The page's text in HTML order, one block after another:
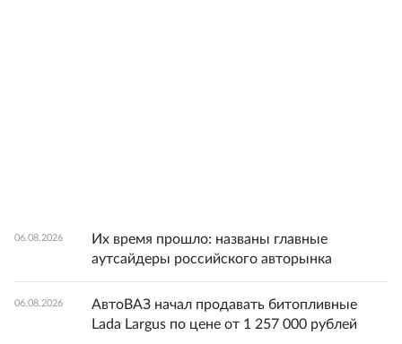
06.08.2026
Их время прошло: названы главные
аутсайдеры российского авторынка
06.08.2026
АвтоВАЗ начал продавать битопливные
Lada Largus по цене от 1 257 000 рублей